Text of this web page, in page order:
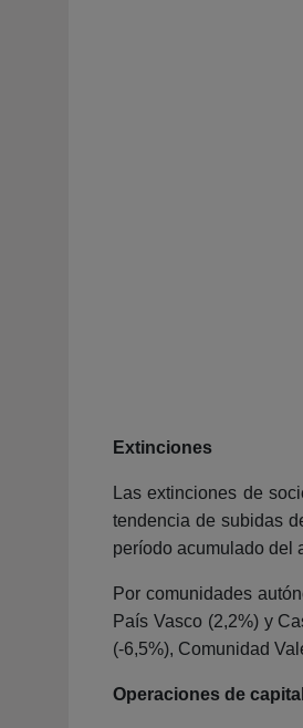
Extinciones
Las extinciones de
tendencia de subidas
período acumulado del
Por comunidades
País Vasco (2,2%) y
(-6,5%), Comunidad
Operaciones de